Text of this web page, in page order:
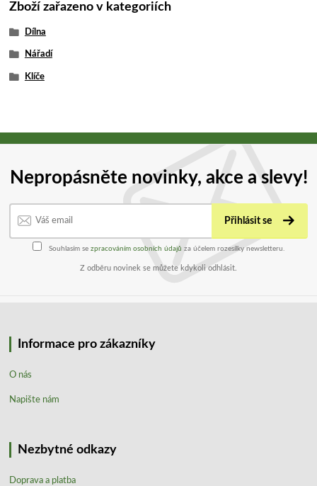
Zboží zařazeno v kategoriích
Dílna
Nářadí
Klíče
Nepropásněte novinky, akce a slevy!
Přihlásit se
Souhlasím se zpracováním osobních údajů za účelem rozesílky newsletteru.
Z odběru novinek se můžete kdykoli odhlásit.
Informace pro zákazníky
O nás
Napište nám
Nezbytné odkazy
Doprava a platba